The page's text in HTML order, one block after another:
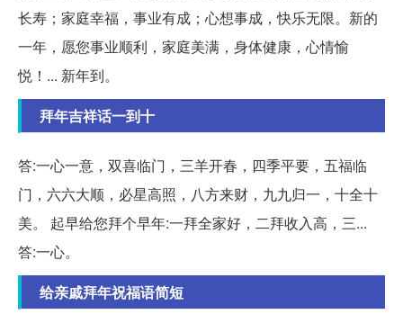
长寿；家庭幸福，事业有成；心想事成，快乐无限。新的
一年，愿您事业顺利，家庭美满，身体健康，心情愉
悦！... 新年到。
拜年吉祥话一到十
答:一心一意，双喜临门，三羊开春，四季平要，五福临
门，六六大顺，必星高照，八方来财，九九归一，十全十
美。 起早给您拜个早年:一拜全家好，二拜收入高，三...
答:一心。
给亲戚拜年祝福语简短